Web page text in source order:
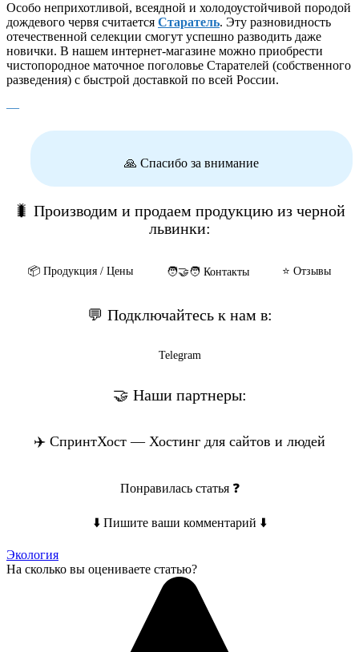
Особо неприхотливой, всеядной и холодоустойчивой породой
дождевого червя считается Старатель. Эту разновидность
отечественной селекции смогут успешно разводить даже
новички. В нашем интернет-магазине можно приобрести
чистопородное маточное поголовье Старателей (собственного
разведения) с быстрой доставкой по всей России.
—
🙏 Спасибо за внимание
🐛 Производим и продаем продукцию из черной
львинки:
📦️ Продукция / Цены 🧑‍🤝‍🧑 Контакты ⭐️ Отзывы
💬 Подключайтесь к нам в:
Telegram
🤝 Наши партнеры:
✈️ СпринтХост — Хостинг для сайтов и людей
Понравилась статья ❓
⬇️ Пишите ваши комментарий ⬇️
Экология
На сколько вы оцениваете статью?